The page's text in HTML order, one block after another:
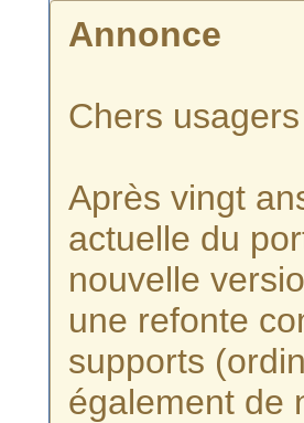
Annonce
Chers
Après vingt
actuelle du
nouvelle
une refonte
supports
également de